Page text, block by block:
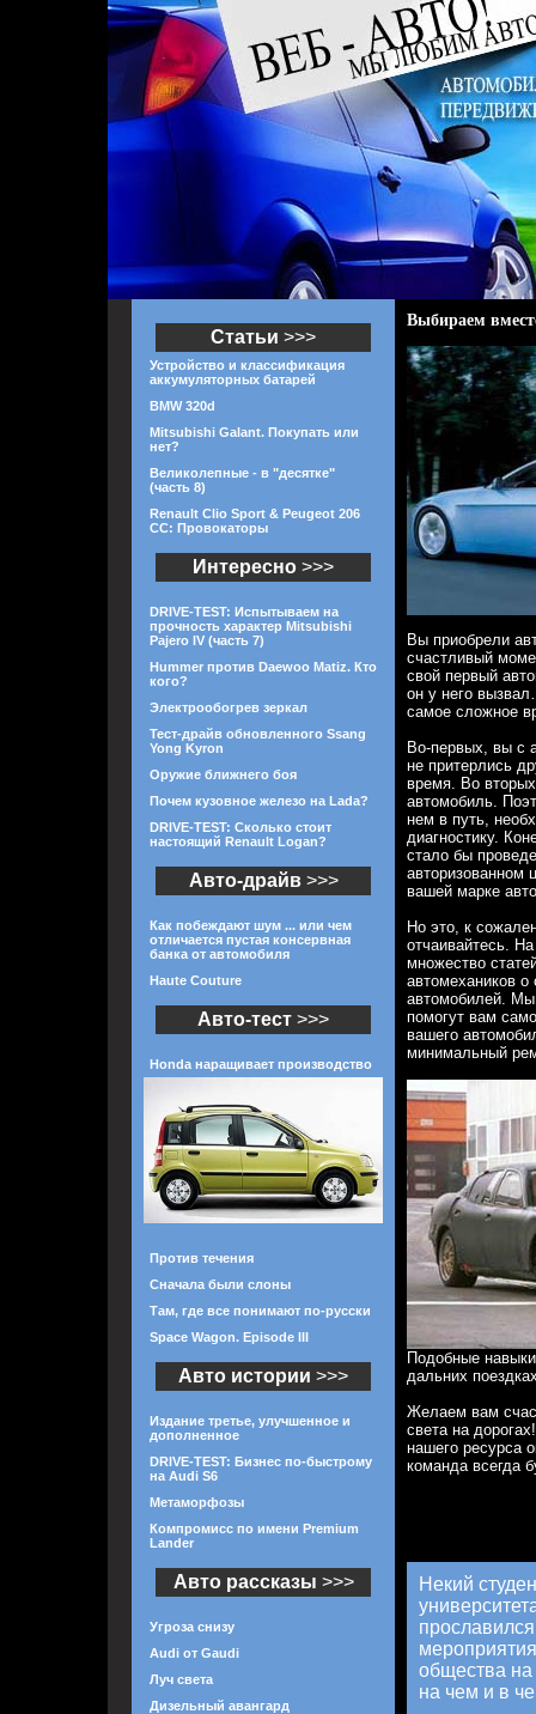
Статьи >>>
Устройство и классификация
аккумуляторных батарей
BMW 320d
Mitsubishi Galant. Покупать или
нет?
Великолепные - в "десятке"
(часть 8)
Renault Clio Sport & Peugeot 206
CC: Провокаторы
Интересно >>>
DRIVE-TEST: Испытываем на
прочность характер Mitsubishi
Pajero IV (часть 7)
Hummer против Daewoo Matiz. Кто
кого?
Электрообогрев зеркал
Тест-драйв обновленного Ssang
Yong Kyron
Оружие ближнего боя
Почем кузовное железо на Lada?
DRIVE-TEST: Сколько стоит
настоящий Renault Logan?
Авто-драйв >>>
Как побеждают шум ... или чем
отличается пустая консервная
банка от автомобиля
Haute Couture
Авто-тест >>>
Honda наращивает производство
Против течения
Сначала были слоны
Там, где все понимают по-русски
Space Wagon. Episode III
Авто истории >>>
Издание третье, улучшенное и
дополненное
DRIVE-TEST: Бизнес по-быстрому
на Audi S6
Метаморфозы
Компромисс по имени Premium
Lander
Авто рассказы >>>
Угроза снизу
Audi от Gaudi
Луч света
Дизельный авангард
Выбираем
Вы приобрели
счастливый
свой первый
он у него
самое сложное
Во-первых, вы с
не притерлись
время. Во
автомобиль.
нем в путь,
диагностику.
стало бы
авторизованном
вашей марке
Но это, к
отчаивайтесь.
множество
автомехаников
автомобилей. Мы
помогут вам
вашего
минимальный
Подобные
дальних
Желаем вам
света на
нашего ресурса
команда всегда
Некий
общества
на чем и в